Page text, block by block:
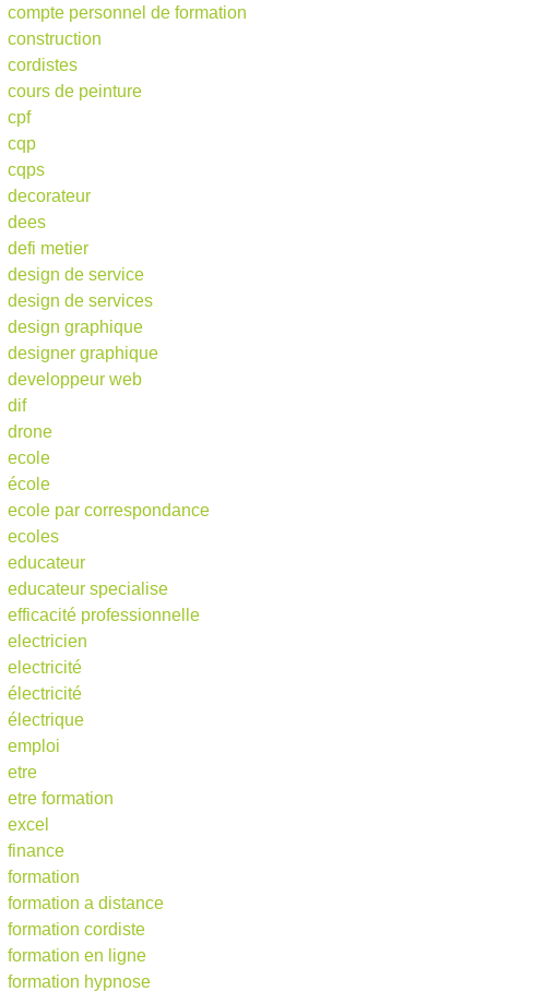
compte personnel de formation
construction
cordistes
cours de peinture
cpf
cqp
cqps
decorateur
dees
defi metier
design de service
design de services
design graphique
designer graphique
developpeur web
dif
drone
ecole
école
ecole par correspondance
ecoles
educateur
educateur specialise
efficacité professionnelle
electricien
electricité
électricité
électrique
emploi
etre
etre formation
excel
finance
formation
formation a distance
formation cordiste
formation en ligne
formation hypnose